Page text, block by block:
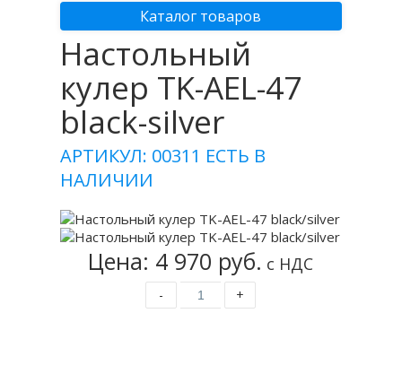
Каталог товаров
Настольный
кулер TK-AEL-47
black-silver
АРТИКУЛ: 00311 ЕСТЬ В
НАЛИЧИИ
Цена: 4 970 руб. с НДС
- +